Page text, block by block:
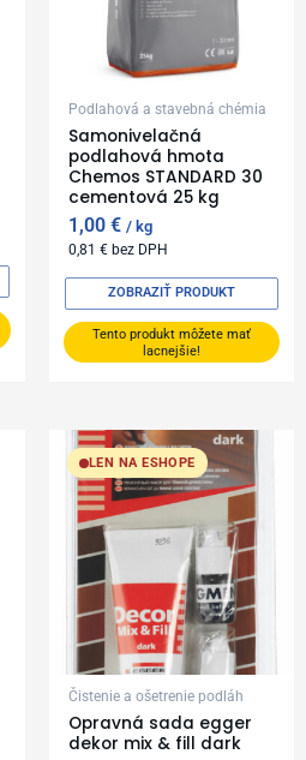
Podlahová a stavebná chémia
Samonivelačná
podlahová hmota
Chemos STANDARD 30
cementová 25 kg
1,00€ kg
0,81€ bez DPH
Tento produkt môžete mať
lacnejšie!
ZOBRAZIŤ PRODUKT
LEN NA ESHOPE
Čistenie a ošetrenie podláh
Opravná sada egger
dekor mix & fill dark